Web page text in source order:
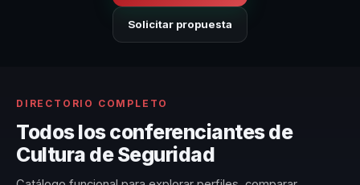
Solicitar propuesta
DIRECTORIO COMPLETO
Todos los conferenciantes de
Cultura de Seguridad